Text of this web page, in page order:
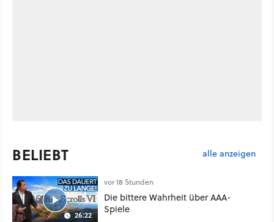
BELIEBT alle anzeigen
26:22
vor 18 Stunden
Die bittere Wahrheit über AAA-
Spiele